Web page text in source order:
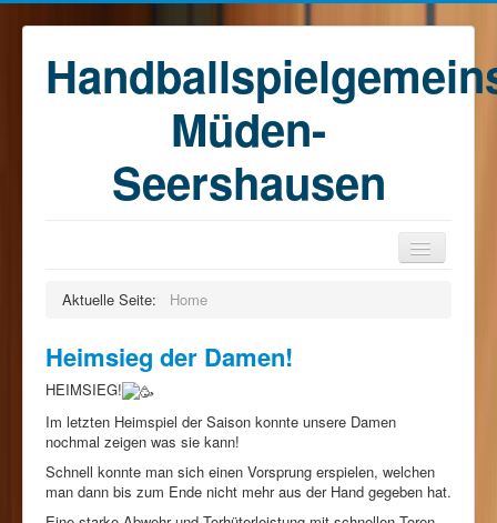
Müden-
Seershausen
Training
Kontakt
Förderkreis
Sponsoren
Aktuelle Seite: Home
Heimsieg der Damen!
HEIMSIEG!
Im letzten Heimspiel der Saison konnte unsere Damen
nochmal zeigen was sie kann!
Schnell konnte man sich einen Vorsprung erspielen, welchen
man dann bis zum Ende nicht mehr aus der Hand gegeben hat.